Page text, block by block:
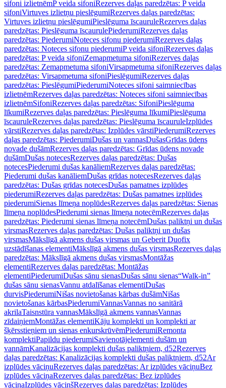
sifoni izlietnēmP veida sifoniRezerves daļas paredzētas: P veida
sifoniVirtuves izlietņu pieslēgumiRezerves daļas paredzētas:
Virtuves izlietņu pieslēgumiPieslēguma īscauruleRezerves daļas
paredzētas: Pieslēguma īscaurulePiederumiRezerves daļas
paredzētas: PiederumiNoteces sifonu piederumiRezerves daļas
paredzētas: Noteces sifonu piederumiP veida sifoniRezerves daļas
paredzētas: P veida sifoniZemapmetuma sifoniRezerves daļas
paredzētas: Zemapmetuma sifoniVirsapmetuma sifoniRezerves daļas
paredzētas: Virsapmetuma sifoniPieslēgumiRezerves daļas
paredzētas: PieslēgumiPiederumiNoteces sifoni saimniecības
izlietnēmRezerves daļas paredzētas: Noteces sifoni saimniecības
izlietnēmSifoniRezerves daļas paredzētas: SifoniPieslēguma
līkumiRezerves daļas paredzētas: Pieslēguma līkumiPieslēguma
īscauruleRezerves daļas paredzētas: Pieslēguma īscauruleIzplūdes
vārstiRezerves daļas paredzētas: Izplūdes vārstiPiederumiRezerves
daļas paredzētas: PiederumiDušas un vannasDušasGrīdas ūdens
novade dušāmRezerves daļas paredzētas: Grīdas ūdens novade
dušāmDušas notecesRezerves daļas paredzētas: Dušas
notecesPiederumi dušas kanāliemRezerves daļas paredzētas:
Piederumi dušas kanāliemDušas grīdas notecesRezerves daļas
paredzētas: Dušas grīdas notecesDušas pamatnes izplūdes
piederumiRezerves daļas paredzētas: Dušas pamatnes izplūdes
piederumiSienas līmeņa noplūdesRezerves daļas paredzētas: Sienas
līmeņa noplūdesPiederumi sienas līmeņa notecēmRezerves daļas
paredzētas: Piederumi sienas līmeņa notecēmDušas paliktņi un dušas
virsmasRezerves daļas paredzētas: Dušas paliktņi un dušas
virsmasMākslīgā akmens dušas virsmas un Geberit Duofix
uzstādīšanas elementiMākslīgā akmens dušas virsmasRezerves daļas
paredzētas: Mākslīgā akmens dušas virsmasMontāžas
elementiRezerves daļas paredzētas: Montāžas
elementiPiederumiDušas sānu sienasDušas sānu sienas“Walk-in”
dušas sānu sienasVannu atdalīšanas elementiDušas
durvisPiederumiNišas novietošanas kārbas dušāmNišas
novietošanas kārbasPiederumiVannasVannas no sanitārā
akrilaTaisnstūra vannasMākslīgā akmens vannasVannas
zīdaiņiemMontāžas elementiKāju komplekti un komplekti ar
šķērsstieņiem un sienas enkurskrūvēmPiederumiRemonta
komplektiPapildu piederumiSavienotājelementi dušām un
vannāmKanalizācijas komplekti dušas paliktņiem, d52Rezerves
daļas paredzētas: Kanalizācijas komplekti dušas paliktņiem, d52Ar
izplūdes vāciņuRezerves daļas paredzētas: Ar izplūdes vāciņuBez
izplūdes vāciņaRezerves daļas paredzētas: Bez izplūdes
vāciņaIzplūdes vāciņšRezerves daļas paredzētas: Izplūdes